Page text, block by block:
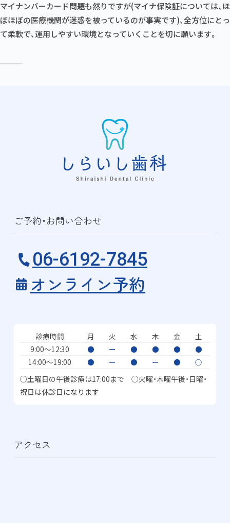
マイナンバーカード問題も然りですが(マイナ保険証については、ほ
ぼほぼの医療機関が迷惑を被っているのが事実です)、全方位にとっ
て柔軟で、運用しやすい環境となっていくことを切に願います。
ご予約・お問い合わせ
06-6192-7845
オンライン予約
診療時間 月 火 水 木 金
土
9:00〜12:30
● ー ● ● ●
●
14:00〜19:00
● ー ● ー ●
○
○土曜日の午後診療は17:00まで ○火曜・木曜午後・日曜・
祝日は休診日になります
アクセス